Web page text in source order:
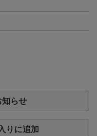
らせ
りに追加